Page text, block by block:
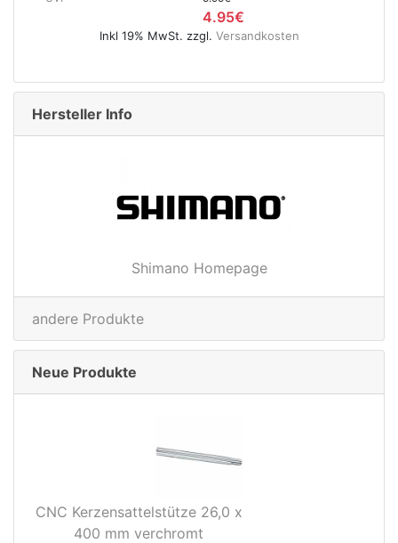
Inkl 19% MwSt. zzgl.
Hersteller Info
Shimano Homepage
andere Produkte
Neue Produkte
CNC Kerzensattelstütze 26,0 x
400 mm verchromt